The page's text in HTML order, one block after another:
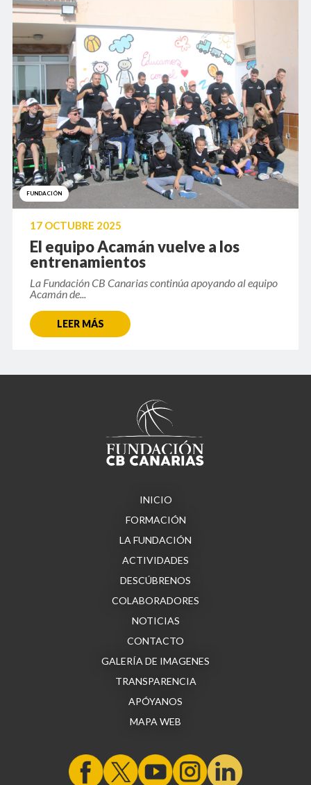
FUNDACIÓN
17 OCTUBRE 2025
El equipo Acamán vuelve a los
entrenamientos
La Fundación CB Canarias continúa apoyando al equipo
Acamán de...
LEER MÁS
INICIO
FORMACIÓN
LA FUNDACIÓN
ACTIVIDADES
DESCÚBRENOS
COLABORADORES
NOTICIAS
CONTACTO
GALERÍA DE IMAGENES
TRANSPARENCIA
APÓYANOS
MAPA WEB